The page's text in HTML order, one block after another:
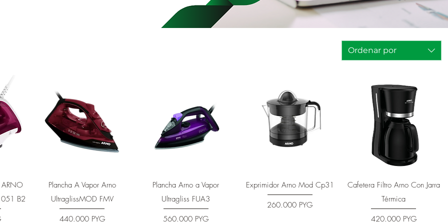
Ordenar por
ARNO
B2
Vista rápida
Plancha A Vapor Arno
UltraglissMOD FMV
Precio
440.000 PYG
Vista rápida
Plancha Arno a Vapor
Ultragliss FUA3
Precio
560.000 PYG
Vista rápida
Exprimidor Arno Mod Cp31
Precio
260.000 PYG
Vista rápida
Cafetera Filtro Arno Con Jarra
Térmica
Precio
420.000 PYG